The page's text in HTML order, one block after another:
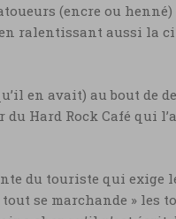
(encre ou
ralentissant aussi la
en avait) au bout de
Hard Rock Café qui
du touriste qui exige
se marchande » les